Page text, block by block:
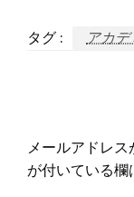
タグ : アカデ
メールアドレス
が付いている欄